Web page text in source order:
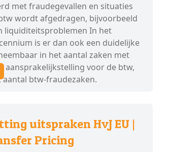
met fraudegevallen en situaties
wordt afgedragen, bijvoorbeeld
liquiditeitsproblemen In het
is er dan ook een duidelijke
in het aantal zaken met
aansprakelijkstelling voor de btw,
aantal btw-fraudezaken.
uitspraken HvJ EU |
Pricing